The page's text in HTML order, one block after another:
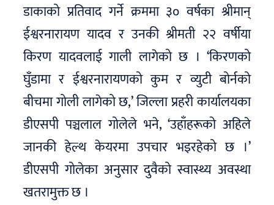
डाकाको प्रतिवाद गर्ने क्रममा ३० वर्षका श्रीमान्
ईश्वरनारायण यादव र उनकी श्रीमती २२ वर्षीया
किरण यादवलाई गाली लागेको छ । ‘किरणको
घुँडामा र ईश्वरनारायणको कुम र व्युटी बोर्नको
बीचमा गोली लागेको छ,’ जिल्ला प्रहरी कार्यालयका
डीएसपी पञ्चलाल गोलेले भने, ‘उहाँहरूको अहिले
जानकी हेल्थ केयरमा उपचार भइरहेको छ ।’
डीएसपी गोलेका अनुसार दुवैको स्वास्थ्य अवस्था
खतरामुक्त छ ।